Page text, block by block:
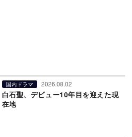
国内ドラマ 2026.08.02
白石聖、デビュー10年目を迎えた現
在地